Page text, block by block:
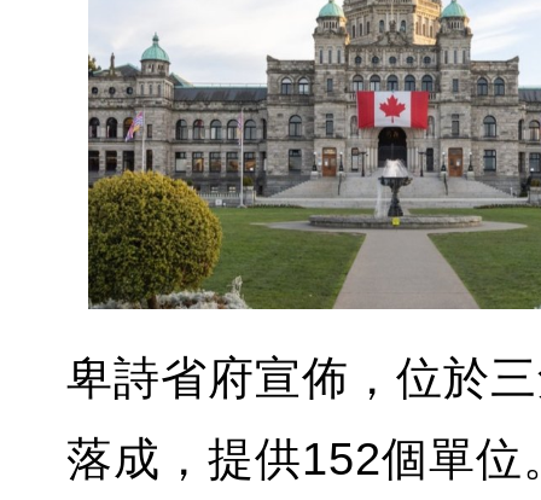
卑詩省府宣佈，位於
落成，提供152個單位